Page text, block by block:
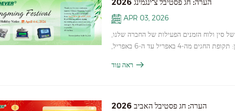
הערה: חג פסטיבל צ'ינגמינג 2026
APR 03, 2026
סין ולוח הזמנים הפעילות של החברה שלנו,
אנו מודיעים לכם בזאת על סידורי החגים שלנו לפסטיבל צ'ינגמינג כדלקמן: תקופת החגים מה-4 באפריל עד ה-6 באפריל,
מנת להבטיח טיפול מהיר. אנו מתנצלים על
ראה עוד
הערה: חג פסטיבל האביב 2026